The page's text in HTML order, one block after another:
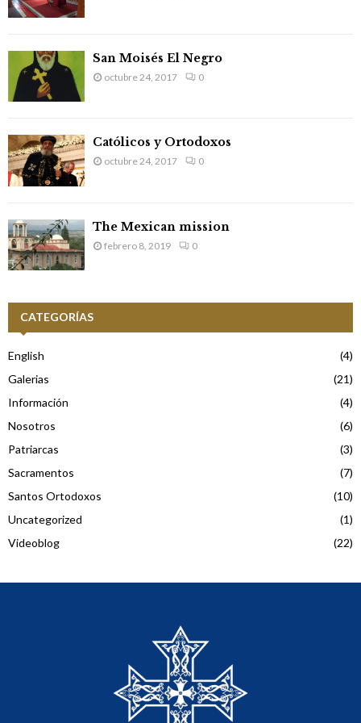
San Moisés El Negro
octubre 24, 2017 0
Católicos y Ortodoxos
octubre 24, 2017 0
The Mexican mission
febrero 8, 2019 0
CATEGORÍAS
English
(4)
Galerias
(21)
Información
(4)
Nosotros
(6)
Patriarcas
(3)
Sacramentos
(7)
Santos Ortodoxos
(10)
Uncategorized
(1)
Videoblog
(22)